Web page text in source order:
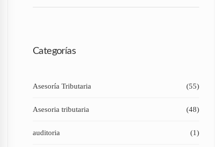
Categorías
Asesoría Tributaria (55)
Asesoria tributaria (48)
auditoria (1)